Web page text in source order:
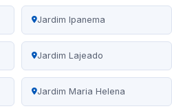
Jardim Ipanema
Jardim Lajeado
Jardim Maria Helena